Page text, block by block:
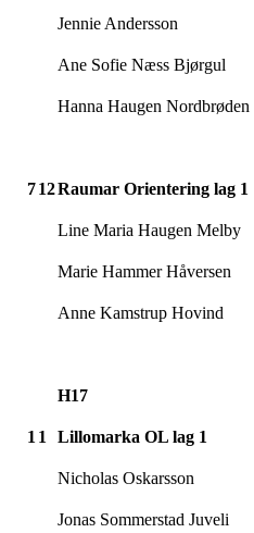
Jennie Andersson
Ane Sofie Næss Bjørgul
Hanna Haugen Nordbrøden
712Raumar Orientering lag 1
Line Maria Haugen Melby
Marie HammerHåversen
Anne Kamstrup Hovind
H17
1 1 Lillomarka OL lag 1
Nicholas Oskarsson
Jonas Sommerstad Juveli